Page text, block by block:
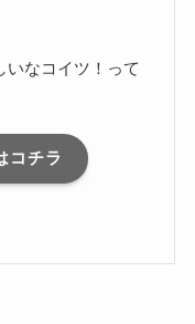
いなコイツ！って
コチラ